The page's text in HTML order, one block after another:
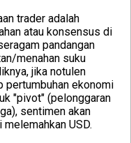
trader adalah
atau konsensus di
pandangan
menahan suku
jika notulen
pertumbuhan ekonomi
"pivot" (pelonggaran
sentimen akan
USD.